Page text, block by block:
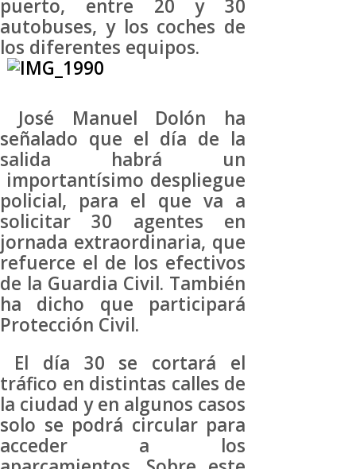
puerto, entre 20 y 30
autobuses, y los coches de
los diferentes equipos.
José Manuel Dolón ha
señalado que el día de la
salida habrá un
importantísimo despliegue
policial, para el que va a
solicitar 30 agentes en
jornada extraordinaria, que
refuerce el de los efectivos
de la Guardia Civil. También
ha dicho que participará
Protección Civil.
El día 30 se cortará el
tráfico en distintas calles de
la ciudad y en algunos casos
solo se podrá circular para
acceder a los